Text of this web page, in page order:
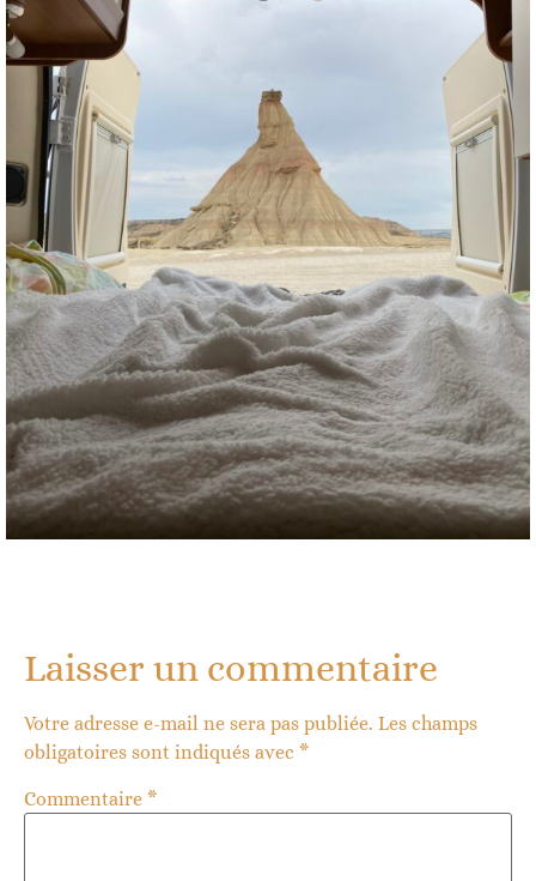
Laisser un commentaire
Votre adresse e-mail ne sera pas publiée. Les champs
obligatoires sont indiqués avec *
Commentaire *